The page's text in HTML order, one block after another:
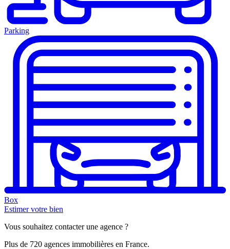
Parking
Box
Estimer votre bien
Vous souhaitez contacter une agence ?
Plus de 720 agences immobilières en France.